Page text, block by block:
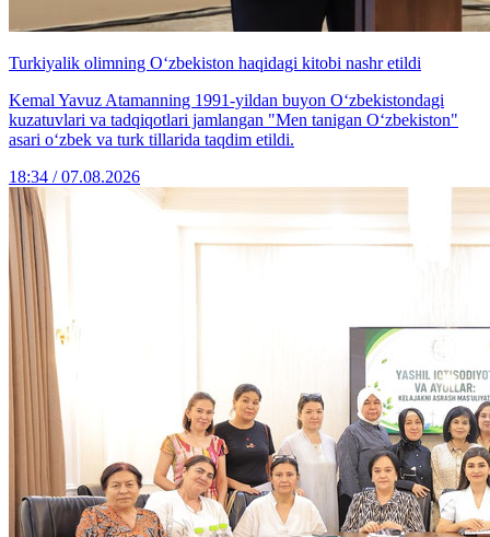
Turkiyalik olimning O‘zbekiston haqidagi kitobi nashr etildi
Kemal Yavuz Atamanning 1991-yildan buyon O‘zbekistondagi
kuzatuvlari va tadqiqotlari jamlangan "Men tanigan O‘zbekiston"
asari o‘zbek va turk tillarida taqdim etildi.
18:34 / 07.08.2026